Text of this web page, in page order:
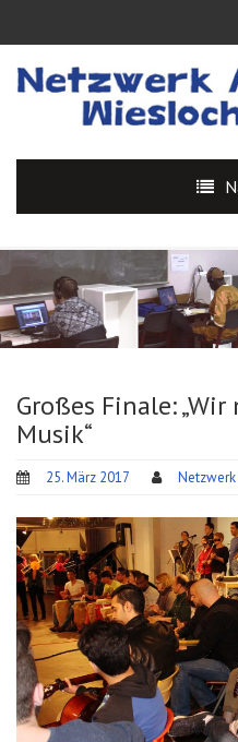
Großes Finale:
Musik“
25. März 2017